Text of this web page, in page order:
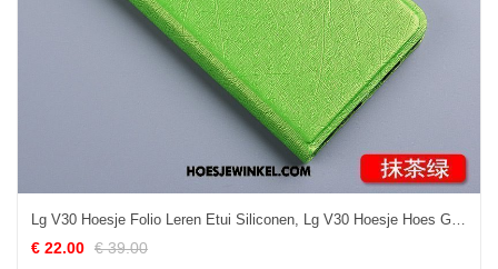
Lg V30 Hoesje Folio Leren Etui Siliconen, Lg V30 Hoesje Hoes Groen
€ 22.00 € 39.00